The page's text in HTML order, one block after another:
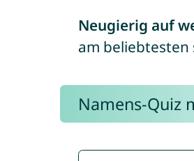
Neugierig auf
am beliebtesten
Namens-Quiz